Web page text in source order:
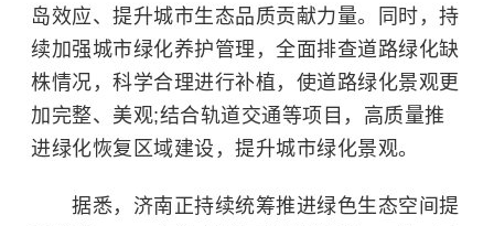
岛效应、提升城市生态品质贡献力量。同时，持
续加强城市绿化养护管理，全面排查道路绿化缺
株情况，科学合理进行补植，使道路绿化景观更
加完整、美观;结合轨道交通等项目，高质量推
进绿化恢复区域建设，提升城市绿化景观。
据悉，济南正持续统筹推进绿色生态空间提